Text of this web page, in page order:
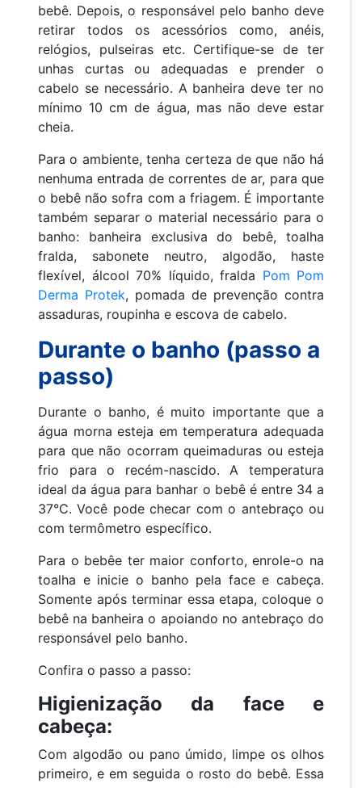
bebê. Depois, o responsável pelo banho deve
retirar todos os acessórios como, anéis,
relógios, pulseiras etc. Certifique-se de ter
unhas curtas ou adequadas e prender o
cabelo se necessário. A banheira deve ter no
mínimo 10 cm de água, mas não deve estar
cheia.
Para o ambiente, tenha certeza de que não há
nenhuma entrada de correntes de ar, para que
o bebê não sofra com a friagem. É importante
também separar o material necessário para o
banho: banheira exclusiva do bebê, toalha
fralda, sabonete neutro, algodão, haste
flexível, álcool 70% líquido, fralda Pom Pom
Derma Protek, pomada de prevenção contra
assaduras, roupinha e escova de cabelo.
Durante o banho (passo a
passo)
Durante o banho, é muito importante que a
água morna esteja em temperatura adequada
para que não ocorram queimaduras ou esteja
frio para o recém-nascido. A temperatura
ideal da água para banhar o bebê é entre 34 a
37°C. Você pode checar com o antebraço ou
com termômetro específico.
Para o bebêe ter maior conforto, enrole-o na
toalha e inicie o banho pela face e cabeça.
Somente após terminar essa etapa, coloque o
bebê na banheira o apoiando no antebraço do
responsável pelo banho.
Confira o passo a passo:
Higienização da face e
cabeça:
Com algodão ou pano úmido, limpe os olhos
primeiro, e em seguida o rosto do bebê. Essa